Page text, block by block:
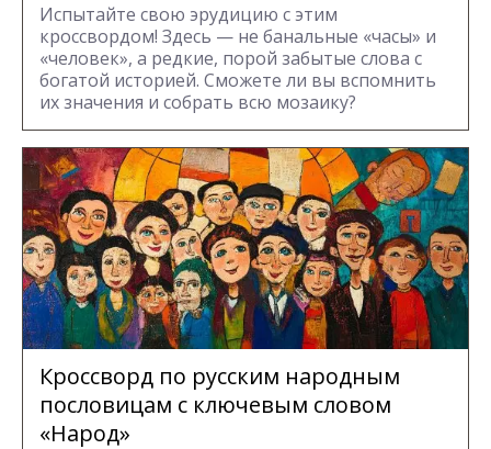
Испытайте свою эрудицию с этим
кроссвордом! Здесь — не банальные «часы» и
«человек», а редкие, порой забытые слова с
богатой историей. Сможете ли вы вспомнить
их значения и собрать всю мозаику?
Кроссворд по русским народным
пословицам с ключевым словом
«Народ»